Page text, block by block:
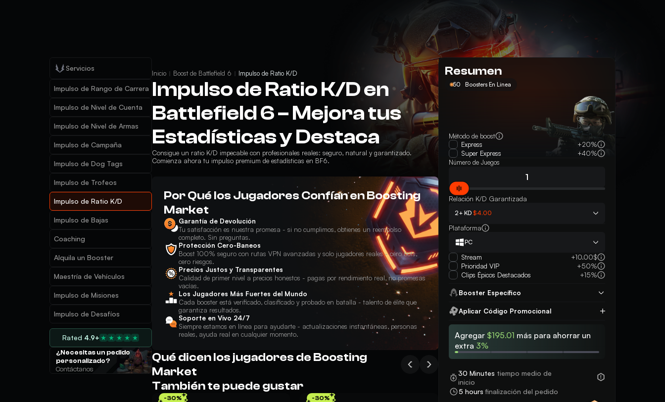
Servicios
Impulso de Rango de Carrera
Impulso de Nivel de Cuenta
Impulso de Nivel de Armas
Impulso de Campaña
Impulso de Dog Tags
Impulso de Trofeos
Impulso de Ratio K/D
Impulso de Bajas
Coaching
Alquila un Booster
Maestría de Vehículos
Impulso de Misiones
Impulso de Desafíos
Rated 4.9+
¿Necesitas un pedido
personalizado?
Contáctanos
Inicio Boost de Battlefield 6 Impulso de Ratio K/D
Impulso de Ratio K/D en
Battlefield 6 – Mejora tus
Estadísticas y Destaca
Consigue un ratio K/D impecable con profesionales reales: seguro, natural y garantizado.
Comienza ahora tu impulso premium de estadísticas en BF6.
Por Qué los Jugadores Confían en Boosting
Market
Garantía de Devolución
Tu satisfacción es nuestra promesa - si no cumplimos, obtienes un reembolso
completo. Sin preguntas.
Protección Cero-Baneos
Boost 100% seguro con rutas VPN avanzadas y solo jugadores reales - cero bots,
cero riesgos.
Precios Justos y Transparentes
Calidad de primer nivel a precios honestos - pagas por rendimiento real, no promesas
vacías.
Los Jugadores Más Fuertes del Mundo
Cada booster está verificado, clasificado y probado en batalla - talento de élite que
garantiza resultados.
Soporte en Vivo 24/7
Siempre estamos en línea para ayudarte - actualizaciones instantáneas, personas
reales, ayuda real en cualquier momento.
Qué dicen los jugadores de Boosting
Market
También te puede gustar
-30% -30%
Resumen
50 Boosters En Línea
Método de boost
Express
+20%
Super Express
+40%
Número de Juegos
Relación K/D Garantizada
2+ KD $4.00
Plataforma
PC
Stream
+10.00$
Prioridad VIP
+50%
Clips Épicos Destacados
+15%
Booster Específico
Aplicar Código Promocional
Agregar $195.01 más para ahorrar un
extra 3%
30 Minutes tiempo medio de
inicio
5 hours finalización del pedido